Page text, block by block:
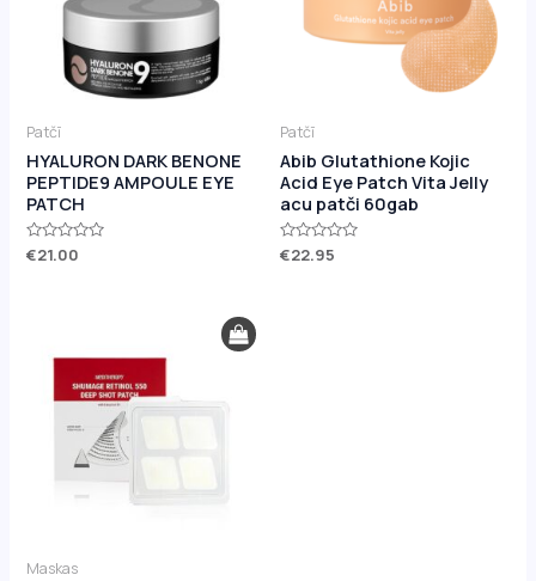
Patčī
HYALURON DARK BENONE
PEPTIDE9 AMPOULE EYE
PATCH
Novērtēts
ar
€21.00
Patčī
Abib Glutathione Kojic
Acid Eye Patch Vita Jelly
acu patči 60gab
Novērtēts
ar
€22.95
Maskas